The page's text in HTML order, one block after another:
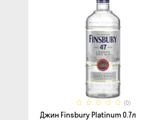
(0)
Джин Finsbury Platinum 0.7л